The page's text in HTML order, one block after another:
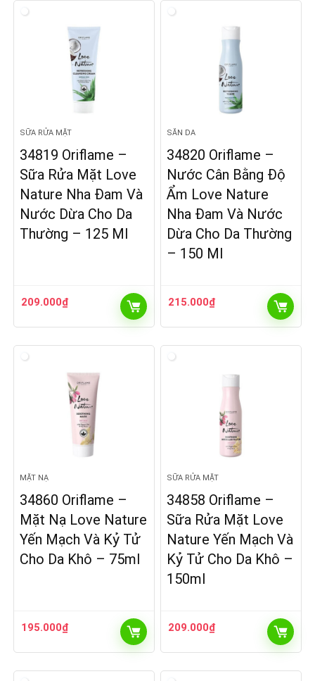
SỮA RỬA MẶT
34819 Oriflame –
Sữa Rửa Mặt Love
Nature Nha Đam Và
Nước Dừa Cho Da
Thường – 125 Ml
209.000₫
SĂN DA
34820 Oriflame –
Nước Cân Bằng Độ
Ẩm Love Nature
Nha Đam Và Nước
Dừa Cho Da Thường
– 150 Ml
215.000₫
MẶT NẠ
34860 Oriflame –
Mặt Nạ Love Nature
Yến Mạch Và Kỷ Tử
Cho Da Khô – 75ml
195.000₫
SỮA RỬA MẶT
34858 Oriflame –
Sữa Rửa Mặt Love
Nature Yến Mạch Và
Kỷ Tử Cho Da Khô –
150ml
209.000₫